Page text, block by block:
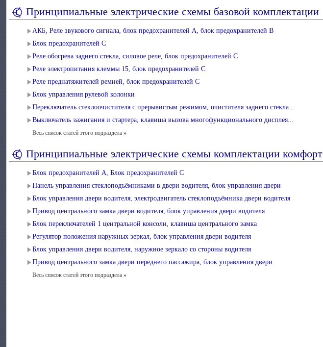
Принципиальные электрические схемы базовой комплектации
АКБ, Реле звукового сигнала, блок предохранителей А, блок предохранителей В
Блок предохранителей C
Реле обогрева заднего стекла, силовое реле, блок предохранителей C
Реле электропитания клеммы 15, блок предохранителей C
Реле преднатяжителей ремней, блок предохранителей C
Блок управления рулевой колонки
Переключатель стеклоочистителя с прерывистым режимом, очистителя заднего стекла...
Выключатель зажигания и стартера, клавиша вызова многофункционального дисплея...
Весь список статей этого подраздела»
Принципиальные электрические схемы комплектации комфорт
Блок предохранителей А, Блок предохранителей C
Панель управления стеклоподъёмниками в двери водителя, блок управления двери
Блок управления двери водителя, электродвигатель стеклоподъёмника двери водителя
Привод центрального замка двери водителя, блок управления двери водителя
Блок переключателей 1 центральной консоли, клавиша центрального замка
Регулятор положения наружных зеркал, блок управления двери водителя
Блок управления двери водителя, наружное зеркало со стороны водителя
Привод центрального замка двери переднего пассажира, блок управления двери
Весь список статей этого подраздела»